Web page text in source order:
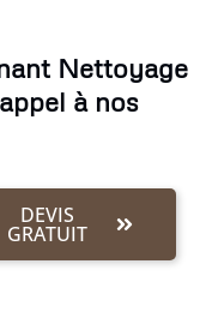
Nettoyage
à nos
DEVIS
GRATUIT